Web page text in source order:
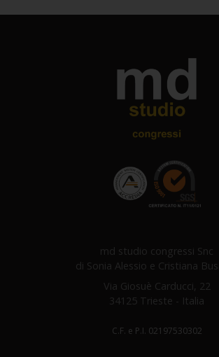
md studio congressi Snc
di Sonia Alessio e Cristiana
Via Giosuè Carducci, 22
34125 Trieste - Italia
C.F. e P.I. 02197530302